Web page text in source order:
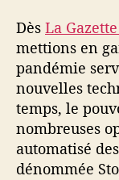
Dès La
mettions en
pandémie
nouvelles
temps, le
nombreuses
automatisé
dénommée